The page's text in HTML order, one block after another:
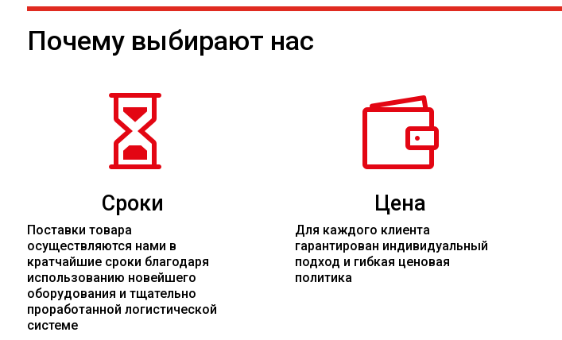
Почему выбирают нас

Сроки
Поставки товара
осуществляются нами в
кратчайшие сроки благодаря
использованию новейшего
оборудования и тщательно
проработанной логистической
системе

Цена
Для каждого клиента
гарантирован индивидуальный
подход и гибкая ценовая
политика